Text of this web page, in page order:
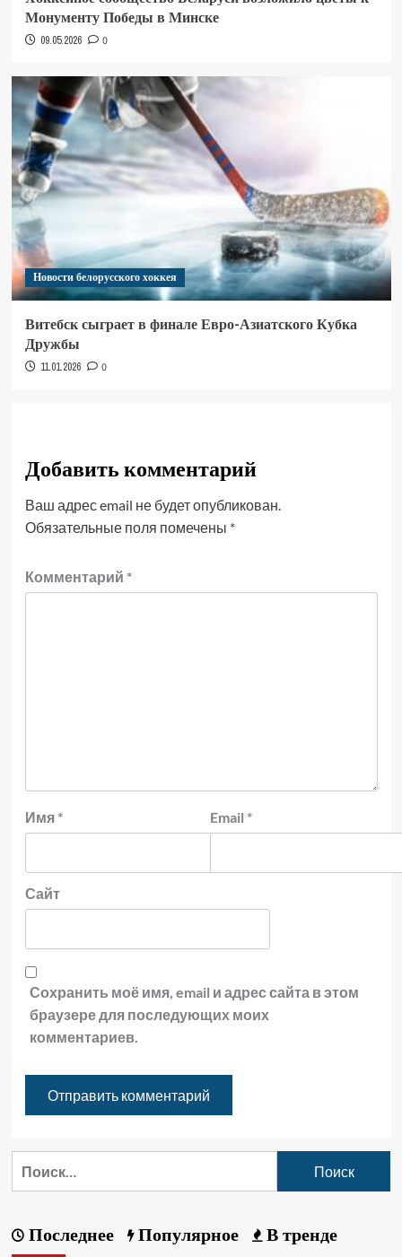
Монументу Победы в Минске
09.05.2026 0
Новости белорусского хоккея
Витебск сыграет в финале Евро-Азиатского Кубка
Дружбы
11.01.2026 0
Добавить комментарий
Ваш адрес email не будет опубликован.
Обязательные поля помечены *
Комментарий *
Имя * Email *
Сайт
Сохранить моё имя, email и адрес сайта в этом
браузере для последующих моих
комментариев.
Последнее Популярное В тренде